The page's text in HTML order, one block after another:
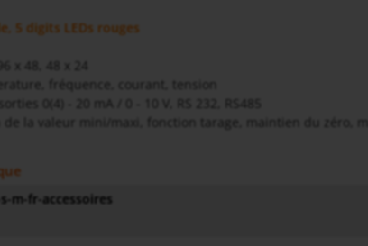
5 digits LEDs rouges
96 x 48, 48 x 24
0(4) - 20 mA / 0 - 10 V, RS 232, RS485
de la valeur mini/maxi, fonction tarage, maintien du zéro,
m-fr-accessoires